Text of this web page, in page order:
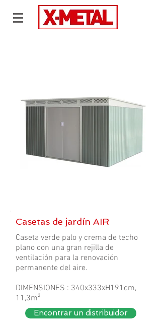
Casetas de jardín AIR
Caseta verde palo y crema de techo
plano con una gran rejilla de
ventilación para la renovación
permanente del aire.
DIMENSIONES : 340x333xH191cm,
11,3m²
Encontrar un distribuidor